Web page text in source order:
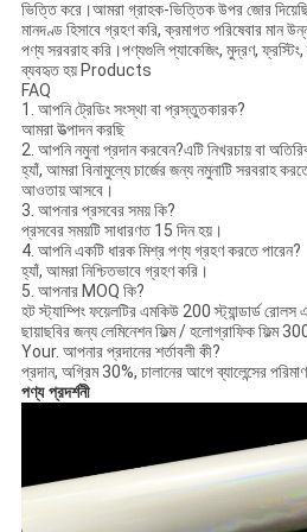
ভিত্তি করে।আমরা গ্রাহক-ভিত্তিক উপর জোর
মানদণ্ড হিসাবে গ্রহণ করি, ক্রমাগত পরিষেবার
পণ্য সরবরাহ করি।পণ্যগুলি প্যাকেজিং, মুদ্রণ, ফ্রস্টিং,
ব্যবহৃত হয় Products
FAQ
1. আপনি ট্রেডিং সংস্থা বা প্রস্তুতকারক?
আমরা উত্পাদন করছি
2. আপনি নমুনা প্রদান করবেন?এটি নিখরচায় বা
হ্যাঁ, আমরা বিনামুল্যে চার্জের জন্য নমুনাটি সরবরাহ
আওতায় আসবে।
3. আপনার প্রসবের সময় কি?
প্রসবের সময়টি সাধারণত 15 দিন হয়।
4. আপনি একটি ধারক মিশ্র পণ্য গ্রহণ করতে পারেন?
হ্যাঁ, আমরা নিশ্চিতভাবে গ্রহণ করি।
5. আপনার MOQ কি?
হট স্ট্যাম্পিং ফয়েলটির এমকিউ 200 স্ট্যান্ডার্ড
ছায়াছবির জন্য লেমিনেশন ফিল্ম / হলোগ্রাফিক ফিল্ম
Your. আপনার প্রদানের শর্তাবলী কী?
প্রদান, অগ্রিম 30%, চালানের আগে ব্যালেন্সের
পণ্য প্রদর্শনী